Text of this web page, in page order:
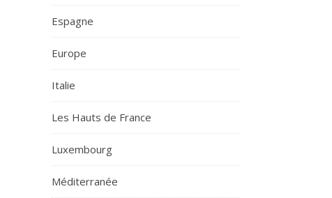
Espagne
Europe
Italie
Les Hauts de France
Luxembourg
Méditerranée